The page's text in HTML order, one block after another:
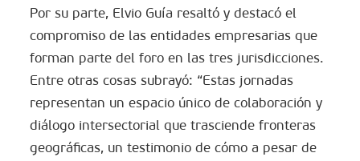
Por su parte, Elvio Guía resaltó y destacó el
compromiso de las entidades empresarias que
forman parte del foro en las tres jurisdicciones.
Entre otras cosas subrayó: “Estas jornadas
representan un espacio único de colaboración y
diálogo intersectorial que trasciende fronteras
geográficas, un testimonio de cómo a pesar de